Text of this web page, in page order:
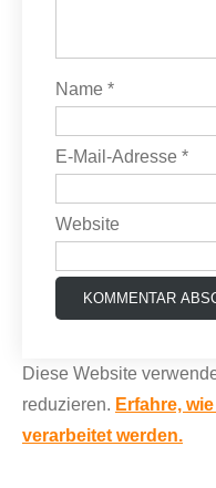
Name *
E-Mail-Adresse *
Website
Diese Website
reduzieren. Erfahre,
verarbeitet werden.